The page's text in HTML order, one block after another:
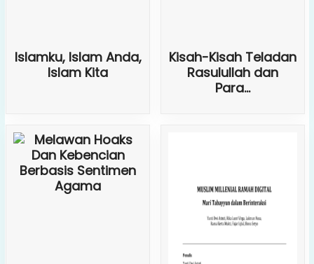
Islamku, Islam Anda,
Islam Kita
Kisah-Kisah Teladan
Rasulullah dan
Para...